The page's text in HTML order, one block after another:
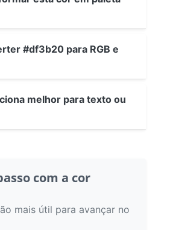
#df3b20 para RGB e
melhor para texto ou
com a cor
mais útil para avançar no